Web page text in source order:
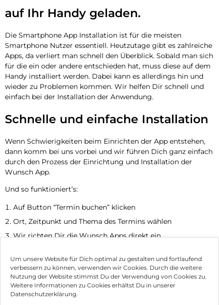
Um unsere Website für Dich optimal zu gestalten und fortlaufend
verbessern zu können, verwenden wir Cookies. Durch die weitere
Nutzung der Website stimmst Du der Verwendung von Cookies zu.
Weitere Informationen zu Cookies erhältst Du in unserer
Datenschutzerklärung.
auf Ihr Handy geladen.
Die Smartphone App Installation ist für die meisten
Smartphone Nutzer essentiell. Heutzutage gibt es zahlreiche
Apps, da verliert man schnell den Überblick. Sobald man sich
für die ein oder andere entschieden hat, muss diese auf dem
Handy installiert werden. Dabei kann es allerdings hin und
wieder zu Problemen kommen. Wir helfen Dir schnell und
einfach bei der Installation der Anwendung.
Schnelle und einfache Installation
Wenn Schwierigkeiten beim Einrichten der App entstehen,
dann komm bei uns vorbei und wir führen Dich ganz einfach
durch den Prozess der Einrichtung und Installation der
Wunsch App.
Und so funktioniert’s:
Auf Button “Termin buchen” klicken
Ort, Zeitpunkt und Thema des Termins wählen
Wir richten Dir die Wunsch Apps direkt ein
Jetzt Termin vereinbaren
Impressum